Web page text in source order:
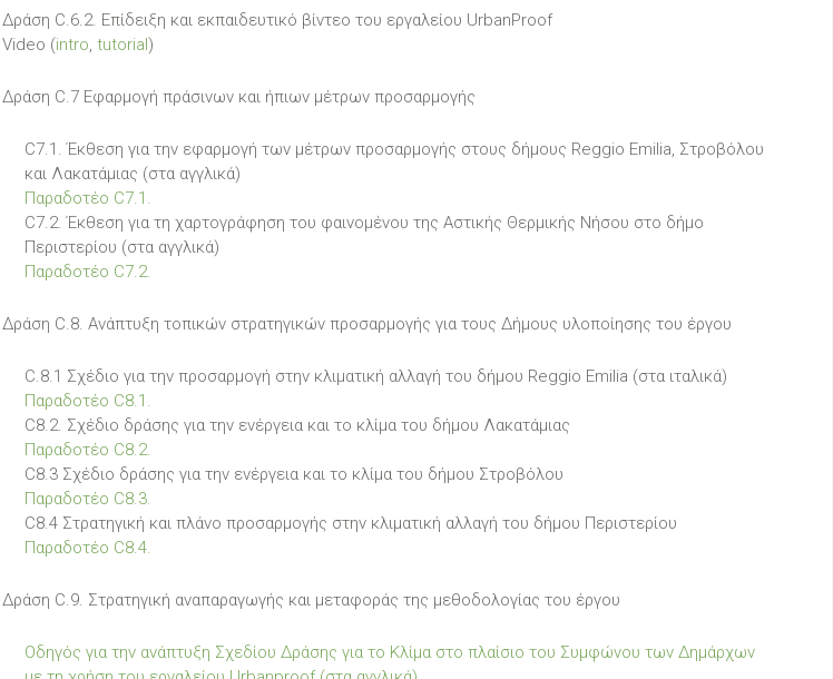
Δράση C.6.2. Επίδειξη και εκπαιδευτικό βίντεο του εργαλείου UrbanProof
Video (intro, tutorial)
Δράση C.7 Εφαρμογή πράσινων και ήπιων μέτρων προσαρμογής
C7.1. Έκθεση για την εφαρμογή των μέτρων προσαρμογής στους δήμους Reggio Emilia, Στροβόλου
και Λακατάμιας (στα αγγλικά)
Παραδοτέο C7.1.
C7.2. Έκθεση για τη χαρτογράφηση του φαινομένου της Αστικής Θερμικής Νήσου στο δήμο
Περιστερίου (στα αγγλικά)
Παραδοτέο C7.2.
Δράση C.8. Ανάπτυξη τοπικών στρατηγικών προσαρμογής για τους Δήμους υλοποίησης του έργου
C.8.1 Σχέδιο για την προσαρμογή στην κλιματική αλλαγή του δήμου Reggio Emilia (στα ιταλικά)
Παραδοτέο C8.1.
C8.2. Σχέδιο δράσης για την ενέργεια και το κλίμα του δήμου Λακατάμιας
Παραδοτέο C8.2.
C8.3 Σχέδιο δράσης για την ενέργεια και το κλίμα του δήμου Στροβόλου
Παραδοτέο C8.3.
C8.4 Στρατηγική και πλάνο προσαρμογής στην κλιματική αλλαγή του δήμου Περιστερίου
Παραδοτέο C8.4.
Δράση C.9. Στρατηγική αναπαραγωγής και μεταφοράς της μεθοδολογίας του έργου
Οδηγός για την ανάπτυξη Σχεδίου Δράσης για το Κλίμα στο πλαίσιο του Συμφώνου των Δημάρχων